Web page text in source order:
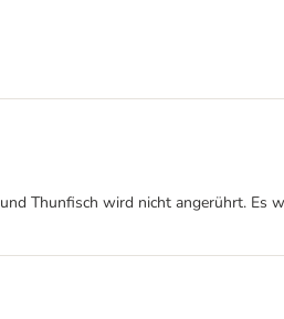
Thunfisch wird nicht angerührt. Es